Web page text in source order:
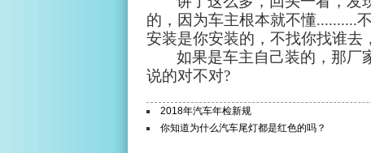
的，因为车主根本就不懂..........
安装是你安装的，不找你找谁去
如果是车主自己装的，那厂
说的对不对?
2018年汽车年检新规
你知道为什么汽车尾灯都是红色的吗？